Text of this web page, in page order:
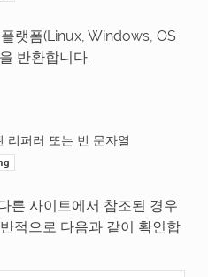
랫폼(Linux, Windows, OS
반환합니다.
리퍼러 또는 빈 문자열
른 사이트에서 참조된 경우
적으로 다음과 같이 확인합